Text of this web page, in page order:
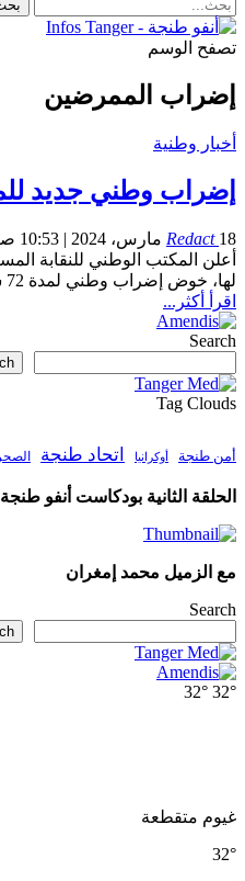
تصفح الوسم
إضراب الممرضين
أخبار وطنية
إضراب وطني جديد
Redact 18 مارس، 2024 | 10:53 صباحًا
أعلن المكتب الوطني للنقابة
لها، خوض إضراب وطني لمدة 72 ساعة أيام 26 و27 و28…
اقرأ أكثر...
Search
Tag Clouds
أمن طنجة أوكرانيا اتحاد طنجة
الحلقة الثانية بودكاست أنفو طنجة
مع الزميل محمد إمغران
Search
32°
32°
غيوم متقطعة
32°